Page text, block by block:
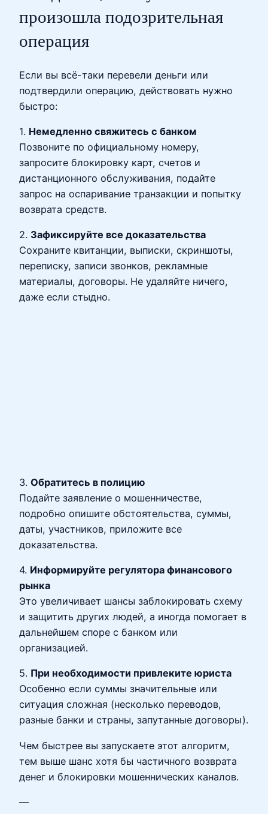
произошла подозрительная
операция
Если вы всё-таки перевели деньги или
подтвердили операцию, действовать нужно
быстро:
1. Немедленно свяжитесь с банком
Позвоните по официальному номеру,
запросите блокировку карт, счетов и
дистанционного обслуживания, подайте
запрос на оспаривание транзакции и попытку
возврата средств.
2. Зафиксируйте все доказательства
Сохраните квитанции, выписки, скриншоты,
переписку, записи звонков, рекламные
материалы, договоры. Не удаляйте ничего,
даже если стыдно.
3. Обратитесь в полицию
Подайте заявление о мошенничестве,
подробно опишите обстоятельства, суммы,
даты, участников, приложите все
доказательства.
4. Информируйте регулятора финансового
рынка
Это увеличивает шансы заблокировать схему
и защитить других людей, а иногда помогает в
дальнейшем споре с банком или
организацией.
5. При необходимости привлеките юриста
Особенно если суммы значительные или
ситуация сложная (несколько переводов,
разные банки и страны, запутанные договоры).
Чем быстрее вы запускаете этот алгоритм,
тем выше шанс хотя бы частичного возврата
денег и блокировки мошеннических каналов.
—